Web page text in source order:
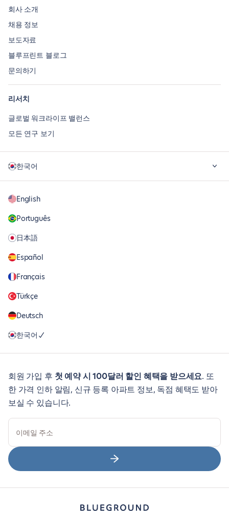
회사 소개
채용 정보
보도자료
블루프린트 블로그
문의하기
리서치
글로벌 워크라이프 밸런스
모든 연구 보기
한국어
English
Português
日本語
Español
Français
Türkçe
Deutsch
한국어
회원 가입 후 첫 예약 시 100달러 할인 혜택을 받으세요. 또
한 가격 인하 알림, 신규 등록 아파트 정보, 독점 혜택도 받아
보실 수 있습니다.
이메일 주소